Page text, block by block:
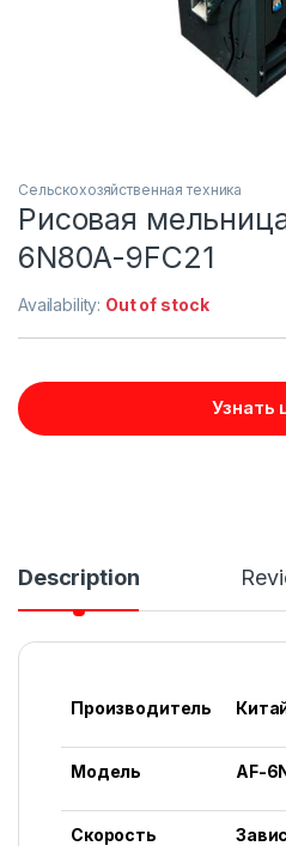
Сельскохозяйственная техника
Рисовая
6N80A-9FC21
Availability: Out of stock
Узнать
Description
Производитель
Модель AF-
Скорость